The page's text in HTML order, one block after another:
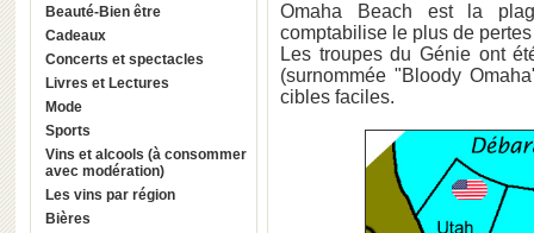
Beauté-Bien être
Cadeaux
Concerts et spectacles
Livres et Lectures
Mode
Sports
Vins et alcools (à consommer
avec modération)
Les vins par région
Bières
Omaha Beach est la
comptabilise le plus de
Les troupes du Génie ont
(surnommée "Bloody
cibles faciles.